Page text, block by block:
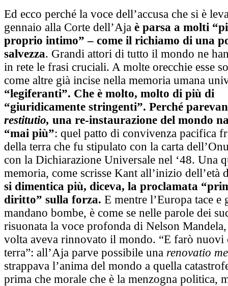
Ed ecco perché la voce dell’accusa che si è
gennaio alla Corte dell’Aja è parsa a molti
proprio intimo” – come il richiamo di una
salvezza. Grandi attori di tutto il mondo ne
in rete le frasi cruciali. A molte orecchie esse
come altre già incise nella memoria umana
“legiferanti”. Che è molto, molto di più di
“giuridicamente stringenti”. Perché
restitutio, una re-instaurazione del mondo
“mai più”: quel patto di convivenza pacifica
della terra che fu stipulato con la carta
con la Dichiarazione Universale nel ‘48. Una
memoria, come scrisse Kant all’inizio
si dimentica più, diceva, la proclamata
diritto” sulla forza. E mentre l’Europa tace e
mandano bombe, è come se nelle parole dei
risuonata la voce profonda di Nelson
volta aveva rinnovato il mondo. “E farò nuovi
terra”: all’Aja parve possibile una renovatio
strappava l’anima del mondo a quella
prima che morale che è la menzogna politica,